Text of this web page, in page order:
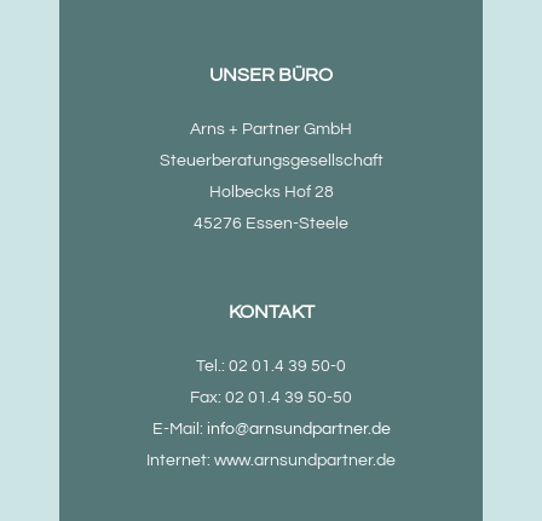
UNSER BÜRO
Arns + Partner GmbH
Steuerberatungsgesellschaft
Holbecks Hof 28
45276 Essen-Steele
KONTAKT
Tel.: 02 01.4 39 50-0
Fax: 02 01.4 39 50-50
E-Mail: info@arnsundpartner.de
Internet: www.arnsundpartner.de